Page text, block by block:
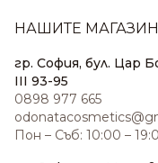
НАШИТЕ
гр. София, бул. Цар
III 93-95
0898 977 665
Пон – Съб: 10:00 –